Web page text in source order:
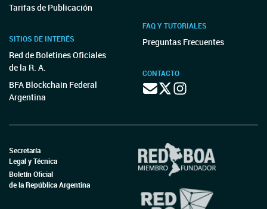
Tarifas de Publicación
SITIOS DE INTERÉS
Red de Boletines Oficiales
de la R. A.
BFA Blockchain Federal
Argentina
FAQ Y TUTORIALES
Preguntas Frecuentes
CONTACTO
Secretaría
Legal y Técnica
Boletín Oficial
de la República Argentina